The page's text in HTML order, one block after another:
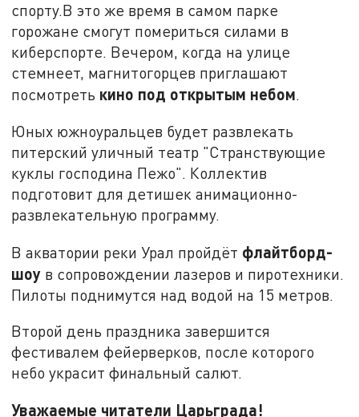
спорту.В это же время в самом парке
горожане смогут помериться силами в
киберспорте. Вечером, когда на улице
стемнеет, магнитогорцев приглашают
посмотреть кино под открытым небом.
Юных южноуральцев будет развлекать
питерский уличный театр "Странствующие
куклы господина Пежо". Коллектив
подготовит для детишек анимационно-
развлекательную программу.
В акватории реки Урал пройдёт флайтборд-
шоу в сопровождении лазеров и пиротехники.
Пилоты поднимутся над водой на 15 метров.
Второй день праздника завершится
фестивалем фейерверков, после которого
небо украсит финальный салют.
Уважаемые читатели Царьграда!